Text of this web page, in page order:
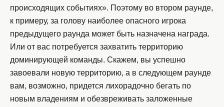
происходящих событиях». Поэтому во втором раунде,
к примеру, за голову наиболее опасного игрока
предыдущего раунда может быть назначена награда.
Или от вас потребуется захватить территорию
доминирующей команды. Скажем, вы успешно
завоевали новую территорию, а в следующем раунде
вам, возможно, придется лихорадочно бегать по
новым владениям и обезвреживать заложенные